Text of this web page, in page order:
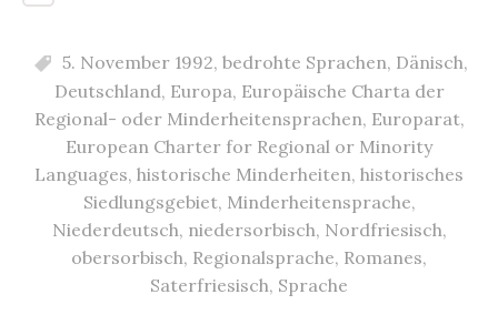
5. November 1992, bedrohte Sprachen, Dänisch,
Deutschland, Europa, Europäische Charta der
Regional- oder Minderheitensprachen, Europarat,
European Charter for Regional or Minority
Languages, historische Minderheiten, historisches
Siedlungsgebiet, Minderheitensprache,
Niederdeutsch, niedersorbisch, Nordfriesisch,
obersorbisch, Regionalsprache, Romanes,
Saterfriesisch, Sprache